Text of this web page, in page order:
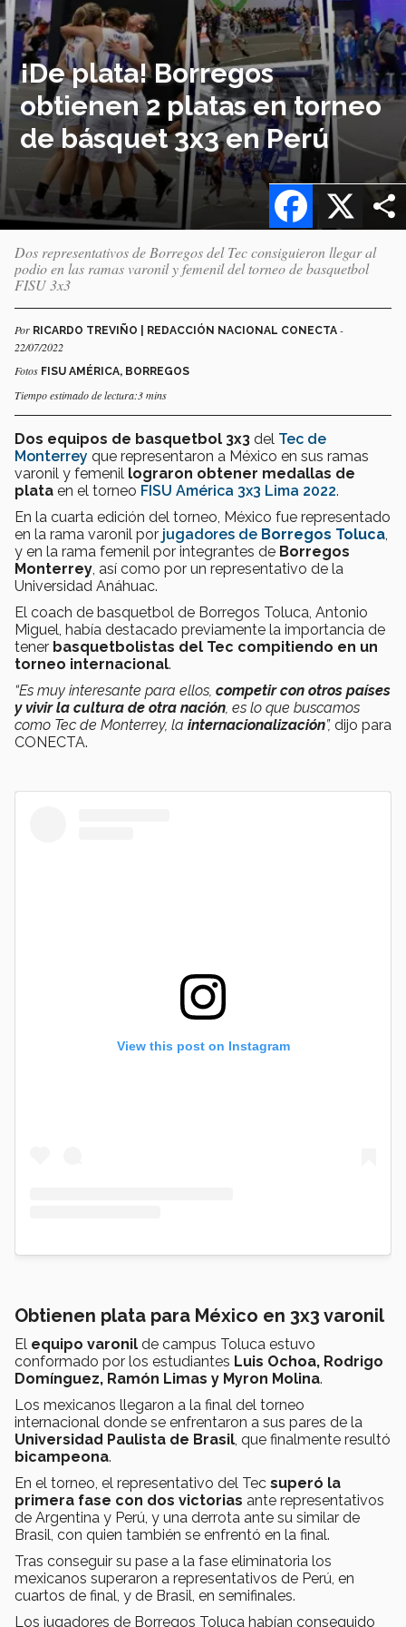
¡De plata! Borregos
obtienen 2 platas en torneo
de básquet 3x3 en Perú
X
Facebook
Dos representativos de Borregos del Tec consiguieron llegar al
podio en las ramas varonil y femenil del torneo de basquetbol
FISU 3x3
Por RICARDO TREVIÑO | REDACCIÓN NACIONAL CONECTA -
22/07/2022
Fotos FISU AMÉRICA, BORREGOS
Tiempo estimado de lectura:3 mins
Dos equipos de basquetbol 3x3 del Tec de
Monterrey que representaron a México en sus ramas
varonil y femenil lograron obtener medallas de
plata en el torneo FISU América 3x3 Lima 2022.
En la cuarta edición del torneo, México fue representado
en la rama varonil por jugadores de Borregos Toluca
y en la rama femenil por integrantes de Borregos
Monterrey , así como por un representativo de la
Universidad Anáhuac.
El coach de basquetbol de Borregos Toluca, Antonio
Miguel, había destacado previamente la importancia de
tener basquetbolistas del Tec compitiendo en un
torneo internacional.
“Es muy interesante para ellos, competir con otros países
y vivir la cultura de otra nación , es lo que buscamos
como Tec de Monterrey, la internacionalización”, dijo para
CONECTA.
View this post on Instagram
Obtienen plata para México en 3x3 varonil
El equipo varonil de campus Toluca estuvo
conformado por los estudiantes Luis Ochoa, Rodrigo
Domínguez, Ramón Limas y Myron Molina.
Los mexicanos llegaron a la final del torneo
internacional donde se enfrentaron a sus pares de la
Universidad Paulista de Brasil, que finalmente resultó
bicampeona.
En el torneo, el representativo del Tec superó la
primera fase con dos victorias ante representativos
de Argentina y Perú, y una derrota ante su similar de
Brasil, con quien también se enfrentó en la final.
Tras conseguir su pase a la fase eliminatoria los
mexicanos superaron a representativos de Perú, en
cuartos de final, y de Brasil, en semifinales.
Los jugadores de Borregos Toluca habían conseguido